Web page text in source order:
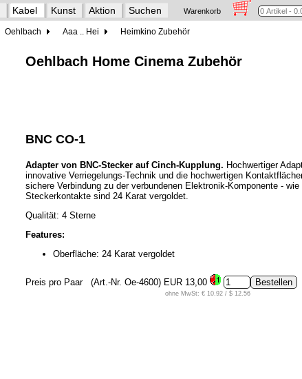
Kabel Kunst Aktion Suchen Warenkorb
Oehlbach Aaa .. Hei Heimkino Zubehör
Oehlbach Home Cinema Zubehör
BNC CO-1
Adapter von BNC-Stecker auf Cinch-Kupplung. Hochwertiger
innovative Verriegelungs-Technik und die hochwertigen
sichere Verbindung zu der verbundenen Elektronik-Komponente -
Steckerkontakte sind 24 Karat vergoldet.
Qualität: 4 Sterne
Features:
Oberfläche: 24 Karat vergoldet
Preis pro Paar (Art.-Nr. Oe-4600) EUR 13,00
ohne MwSt: € 10.92 / $ 12.56